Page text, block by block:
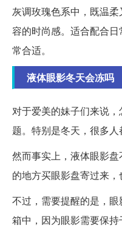
灰调玫瑰色系中，既温
容的时尚感。适合配合
常合适。
液体眼影冬天会冻吗
对于爱美的妹子们来说
题。特别是冬天，很多人
然而事实上，液体眼影
的地方买眼影盘寄过来，
不过，需要提醒的是，
箱中，因为眼影需要保